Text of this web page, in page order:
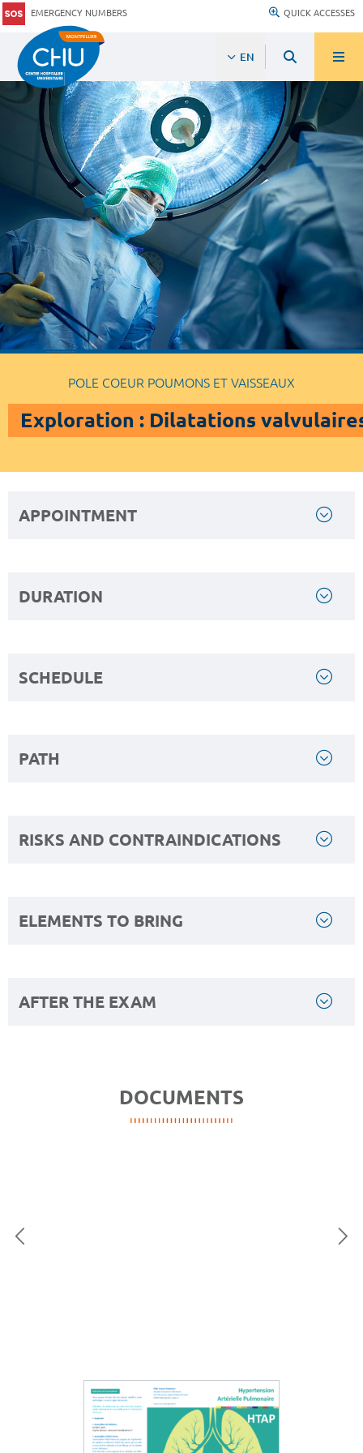
EMERGENCY NUMBERS QUICK ACCESSES
EN
POLE COEUR POUMONS ET VAISSEAUX
Exploration : Dilatations
APPOINTMENT
DURATION
SCHEDULE
PATH
RISKS AND CONTRAINDICATIONS
ELEMENTS TO BRING
AFTER THE EXAM
DOCUMENTS